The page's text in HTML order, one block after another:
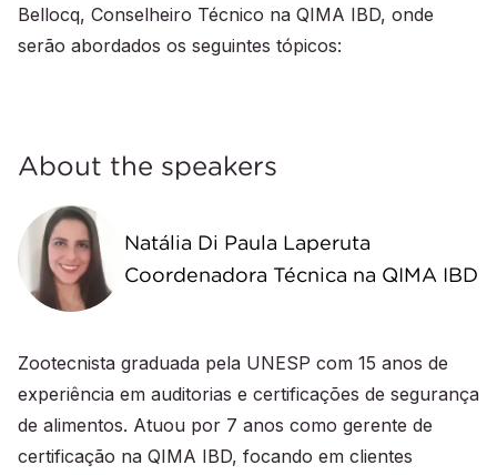
Bellocq, Conselheiro Técnico na QIMA IBD, onde
serão abordados os seguintes tópicos:
About the speakers
Natália Di Paula Laperuta
Coordenadora Técnica na QIMA IBD
Zootecnista graduada pela UNESP com 15 anos de
experiência em auditorias e certificações de segurança
de alimentos. Atuou por 7 anos como gerente de
certificação na QIMA IBD, focando em clientes